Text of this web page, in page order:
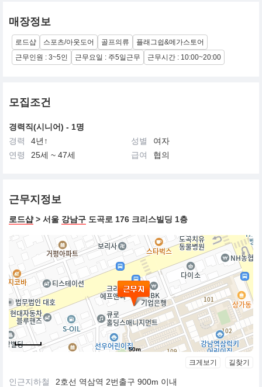
클래식과 스포츠의 영리한 믹스매치, 여기에 시즌 트렌드를 덧입힌
디자인은 파리게이츠만의 독특한 브랜드 아이덴티티를 나타내줍니
다.
매장정보
로드샵 스포츠/아웃도어 골프의류
플래그쉽&메가스토어
근무인원 : 3~5인
근무요일 : 주5일근무 근무시간 : 10:00~20:00
모집조건
경력직(시니어) - 1명
경력
4년↑ 성별
여자
연령
25세 ~ 47세 급여 협의
근무지정보
로드샵> 서울 강남구 도곡로 176 크리스빌딩 1층
50m
크게보기 길찾기
인근지하철 2호선 역삼역 2번출구 900m 이내